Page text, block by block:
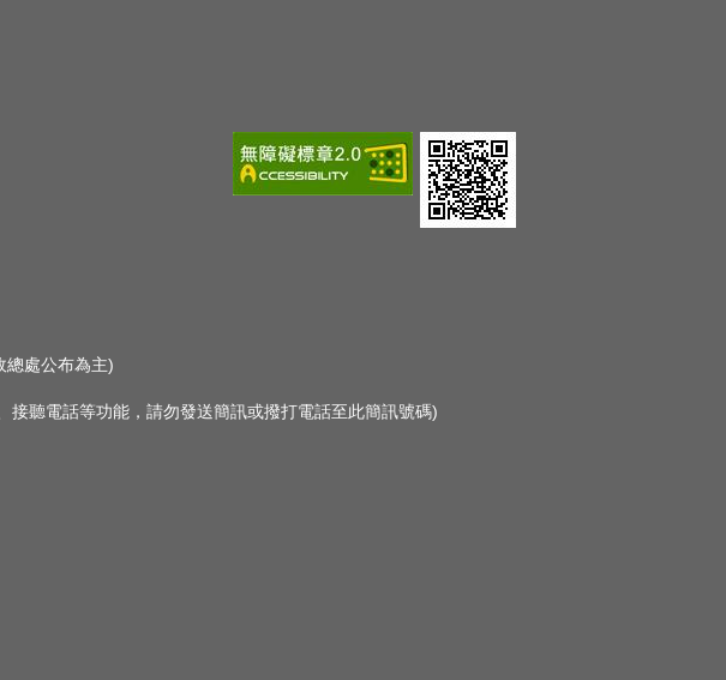
總處公布為主)
聽電話等功能，請勿發送簡訊或撥打電話至此簡訊號碼)